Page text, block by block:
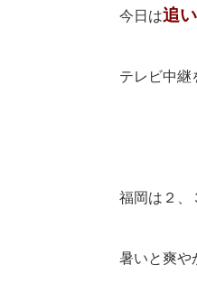
今日は追
テレビ中継
福岡は２、
暑いと爽や